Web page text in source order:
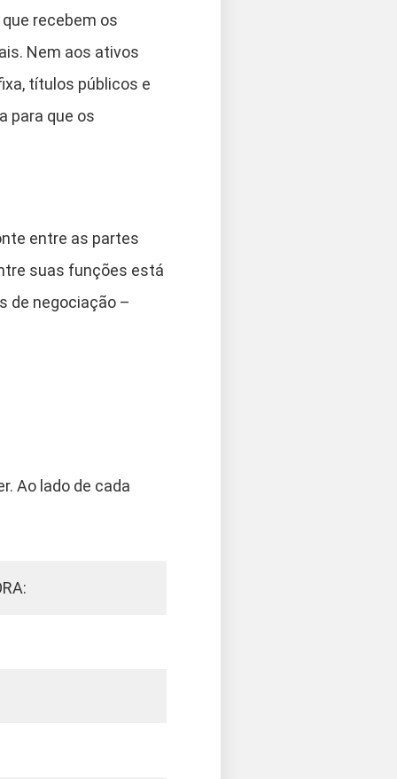
recebem os
Nem aos ativos
títulos públicos e
para que os
entre as partes
suas funções está
de negociação –
Ao lado de cada